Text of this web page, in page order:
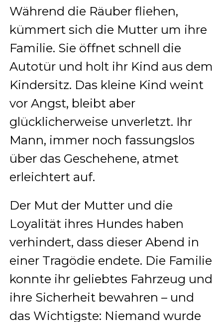
Während die Räuber fliehen,
kümmert sich die Mutter um ihre
Familie. Sie öffnet schnell die
Autotür und holt ihr Kind aus dem
Kindersitz. Das kleine Kind weint
vor Angst, bleibt aber
glücklicherweise unverletzt. Ihr
Mann, immer noch fassungslos
über das Geschehene, atmet
erleichtert auf.
Der Mut der Mutter und die
Loyalität ihres Hundes haben
verhindert, dass dieser Abend in
einer Tragödie endete. Die Familie
konnte ihr geliebtes Fahrzeug und
ihre Sicherheit bewahren – und
das Wichtigste: Niemand wurde